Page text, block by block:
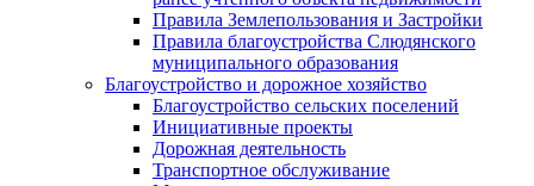
Правила Землепользования и Застройки
Правила благоустройства Слюдянского
муниципального образования
Благоустройство и дорожное хозяйство
Благоустройство сельских поселений
Инициативные проекты
Дорожная деятельность
Транспортное обслуживание